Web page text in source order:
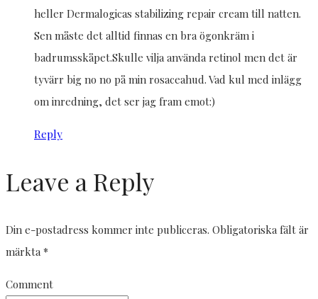
heller Dermalogicas stabilizing repair cream till natten.
Sen måste det alltid finnas en bra ögonkräm i
badrumsskåpet.Skulle vilja använda retinol men det är
tyvärr big no no på min rosaceahud. Vad kul med inlägg
om inredning, det ser jag fram emot:)
Reply
Leave a Reply
Din e-postadress kommer inte publiceras. Obligatoriska fält är
märkta *
Comment